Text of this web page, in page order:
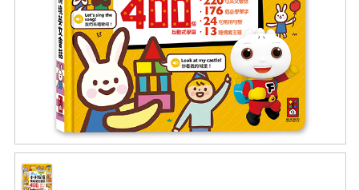
海外購物免煩惱！點我查看『海外購物流程說明』